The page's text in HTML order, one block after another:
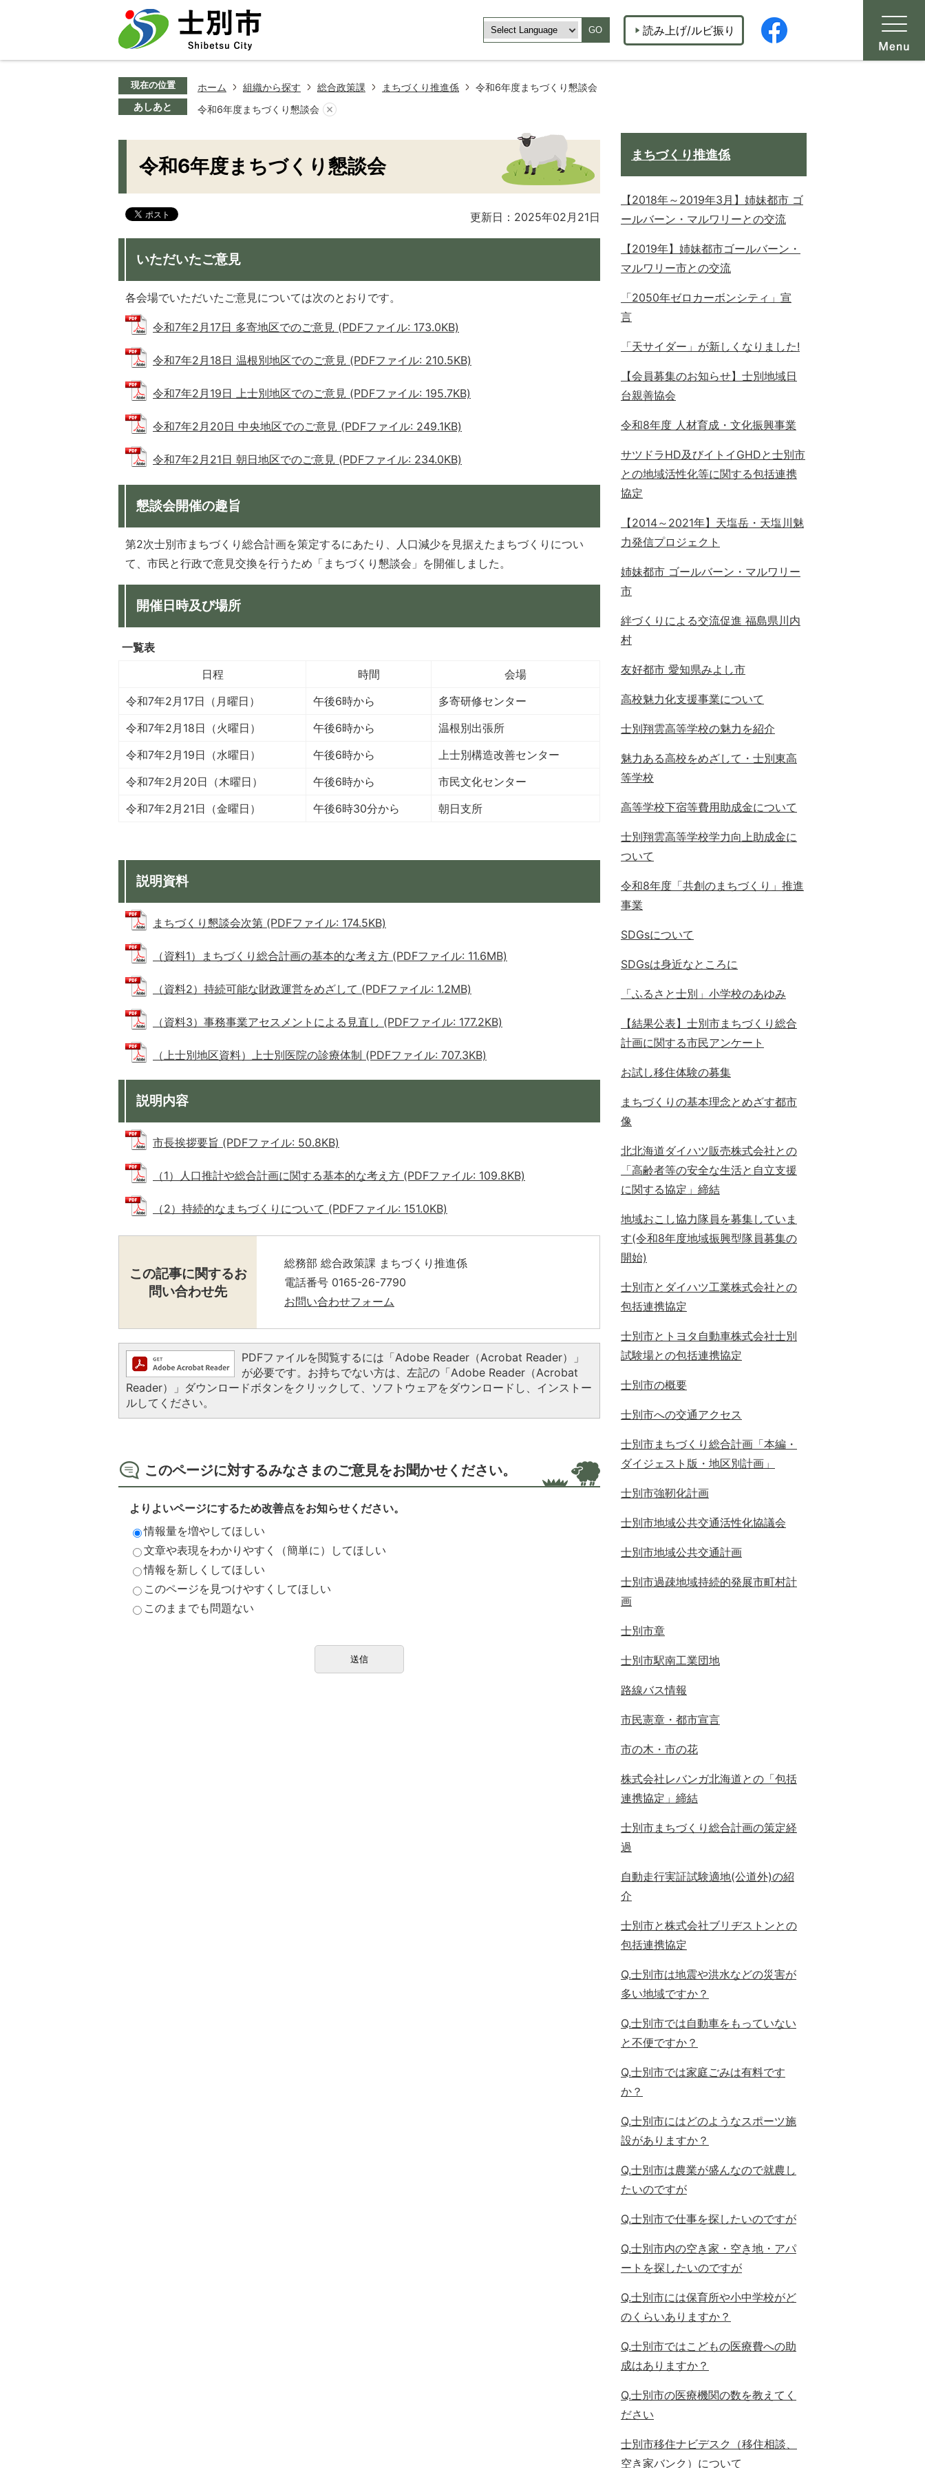
GO 読み上げ/ルビ振り
現在の位置 ホーム 組織から探す 総合政策課 まちづくり推進係 令和6年度まちづくり懇談会
あしあと 令和6年度まちづくり懇談会
令和6年度まちづくり懇談会
更新日：2025年02月21日
いただいたご意見
各会場でいただいたご意見については次のとおりです。
令和7年2月17日 多寄地区でのご意見 (PDFファイル: 173.0KB)
令和7年2月18日 温根別地区でのご意見 (PDFファイル: 210.5KB)
令和7年2月19日 上士別地区でのご意見 (PDFファイル: 195.7KB)
令和7年2月20日 中央地区でのご意見 (PDFファイル: 249.1KB)
令和7年2月21日 朝日地区でのご意見 (PDFファイル: 234.0KB)
懇談会開催の趣旨
第2次士別市まちづくり総合計画を策定するにあたり、人口減少を見据えたまちづくりについ
て、市民と行政で意見交換を行うため「まちづくり懇談会」を開催しました。
開催日時及び場所
一覧表
日程
時間
会場
令和7年2月17日（月曜日）
午後6時から
多寄研修センター
令和7年2月18日（火曜日）
午後6時から
温根別出張所
令和7年2月19日（水曜日）
午後6時から
上士別構造改善センター
令和7年2月20日（木曜日）
午後6時から
市民文化センター
令和7年2月21日（金曜日）
午後6時30分から 朝日支所
説明資料
まちづくり懇談会次第 (PDFファイル: 174.5KB)
（資料1）まちづくり総合計画の基本的な考え方 (PDFファイル: 11.6MB)
（資料2）持続可能な財政運営をめざして (PDFファイル: 1.2MB)
（資料3）事務事業アセスメントによる見直し (PDFファイル: 177.2KB)
（上士別地区資料）上士別医院の診療体制 (PDFファイル: 707.3KB)
説明内容
市長挨拶要旨 (PDFファイル: 50.8KB)
（1）人口推計や総合計画に関する基本的な考え方 (PDFファイル: 109.8KB)
（2）持続的なまちづくりについて (PDFファイル: 151.0KB)
この記事に関するお
問い合わせ先
総務部 総合政策課 まちづくり推進係
電話番号 0165-26-7790
お問い合わせフォーム
PDFファイルを閲覧するには「Adobe Reader（Acrobat Reader）」
が必要です。お持ちでない方は、左記の「Adobe Reader（Acrobat
Reader）」ダウンロードボタンをクリックして、ソフトウェアをダウンロードし、インストー
ルしてください。
このページに対するみなさまのご意見をお聞かせください。
よりよいページにするため改善点をお知らせください。
情報量を増やしてほしい
文章や表現をわかりやすく（簡単に）してほしい
情報を新しくしてほしい
このページを見つけやすくしてほしい
このままでも問題ない
まちづくり推進係
【2018年～2019年3月】姉妹都市 ゴ
ールバーン・マルワリーとの交流
【2019年】姉妹都市ゴールバーン・
マルワリー市との交流
「2050年ゼロカーボンシティ」宣
言
「天サイダー」が新しくなりました!
【会員募集のお知らせ】士別地域日
台親善協会
令和8年度 人材育成・文化振興事業
サツドラHD及びイトイGHDと士別市
との地域活性化等に関する包括連携
協定
【2014～2021年】天塩岳・天塩川魅
力発信プロジェクト
姉妹都市 ゴールバーン・マルワリー
市
絆づくりによる交流促進 福島県川内
村
友好都市 愛知県みよし市
高校魅力化支援事業について
士別翔雲高等学校の魅力を紹介
魅力ある高校をめざして・士別東高
等学校
高等学校下宿等費用助成金について
士別翔雲高等学校学力向上助成金に
ついて
令和8年度「共創のまちづくり」推進
事業
SDGsについて
SDGsは身近なところに
「ふるさと士別」小学校のあゆみ
【結果公表】士別市まちづくり総合
計画に関する市民アンケート
お試し移住体験の募集
まちづくりの基本理念とめざす都市
像
北北海道ダイハツ販売株式会社との
「高齢者等の安全な生活と自立支援
に関する協定」締結
地域おこし協力隊員を募集していま
す(令和8年度地域振興型隊員募集の
開始)
士別市とダイハツ工業株式会社との
包括連携協定
士別市とトヨタ自動車株式会社士別
試験場との包括連携協定
士別市の概要
士別市への交通アクセス
士別市まちづくり総合計画「本編・
ダイジェスト版・地区別計画」
士別市強靭化計画
士別市地域公共交通活性化協議会
士別市地域公共交通計画
士別市過疎地域持続的発展市町村計
画
士別市章
士別市駅南工業団地
路線バス情報
市民憲章・都市宣言
市の木・市の花
株式会社レバンガ北海道との「包括
連携協定」締結
士別市まちづくり総合計画の策定経
過
自動走行実証試験適地(公道外)の紹
介
士別市と株式会社ブリヂストンとの
包括連携協定
Q.士別市は地震や洪水などの災害が
多い地域ですか？
Q.士別市では自動車をもっていない
と不便ですか？
Q.士別市では家庭ごみは有料です
か？
Q.士別市にはどのようなスポーツ施
設がありますか？
Q.士別市は農業が盛んなので就農し
たいのですが
Q.士別市で仕事を探したいのですが
Q.士別市内の空き家・空き地・アパ
ートを探したいのですが
Q.士別市には保育所や小中学校がど
のくらいありますか？
Q.士別市ではこどもの医療費への助
成はありますか？
Q.士別市の医療機関の数を教えてく
ださい
士別市移住ナビデスク（移住相談、
空き家バンク）について